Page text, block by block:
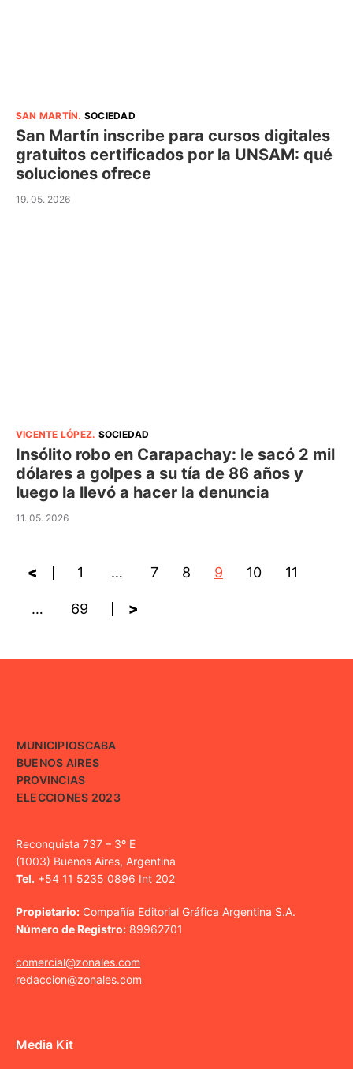
SAN MARTÍN. SOCIEDAD
San Martín inscribe para cursos digitales
gratuitos certificados por la UNSAM: qué
soluciones ofrece
19. 05. 2026
VICENTE LÓPEZ. SOCIEDAD
Insólito robo en Carapachay: le sacó 2 mil
dólares a golpes a su tía de 86 años y
luego la llevó a hacer la denuncia
11. 05. 2026
< 1 … 7 8 9 10 11
… 69 >
MUNICIPIOSCABA
BUENOS AIRES
PROVINCIAS
ELECCIONES 2023
Reconquista 737 – 3º E
(1003) Buenos Aires, Argentina
Tel. +54 11 5235 0896 Int 202
Propietario: Compañía Editorial Gráfica Argentina S.A.
Número de Registro: 89962701
comercial@zonales.com
redaccion@zonales.com
Media Kit